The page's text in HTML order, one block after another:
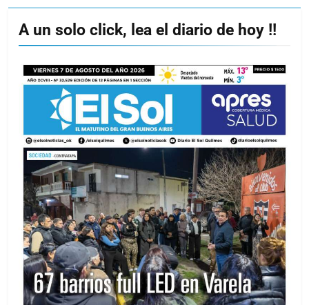
A un solo click, lea el diario de hoy !!